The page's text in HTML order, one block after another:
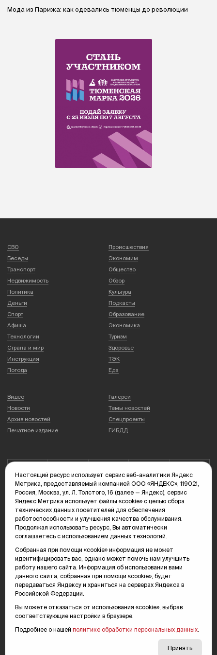
Мода из Парижа: как одевались тюменцы до революции
СВО
Происшествия
Беседы
Экономим
Транспорт
Общество
Недвижимость
Обзор
Политика
Культура
Деньги
Подкасты
Спорт
Образование
Афиша
Экономика
Технологии
Туризм
Страна и мир
Здоровье
Инструкция
ТЭК
Погода
Еда
Видео
Галереи
Новости
Темы новостей
Архив новостей
Спецпроекты
Печатное издание
ГИБДД
Сетевое издание «Тюменская интернет-газета "Вслух.ру"»
зарегистрировано Федеральной службой по надзору в сфере связи,
информационных технологий и массовых коммуникаций (Роскомнадзор),
серия Эл №ФС77-78856 от 07.08.2020 г. Учредитель: Автономная
некоммерческая организация «Телерадиокомпания "Тюменское
Подпись «партнерская новость» в материалах означает, что информация
имеет рекламный характер.
Редакция: 625035, Тюмень, пр. Геологоразведчиков, 28А
(3452) 68-89-05
Настоящий ресурс использует сервис веб-аналитики Яндекс
Метрика, предоставляемый компанией ООО «ЯНДЕКС», 119021,
Россия, Москва, ул. Л. Толстого, 16 (далее — Яндекс), сервис
Яндекс Метрика использует файлы «cookie» с целью сбора
технических данных посетителей для обеспечения
работоспособности и улучшения качества обслуживания.
Продолжая использовать ресурс, Вы автоматически
соглашаетесь с использованием данных технологий.
Собранная при помощи «cookie» информация не может
идентифицировать вас, однако может помочь нам улучшить
работу нашего сайта. Информация об использовании вами
данного сайта, собранная при помощи «cookie», будет
передаваться Яндексу и храниться на серверах Яндекса в
Российской Федерации.
Вы можете отказаться от использования «cookie», выбрав
соответствующие настройки в браузере.
Подробнее о нашей политике обработки персональных данных
Принять